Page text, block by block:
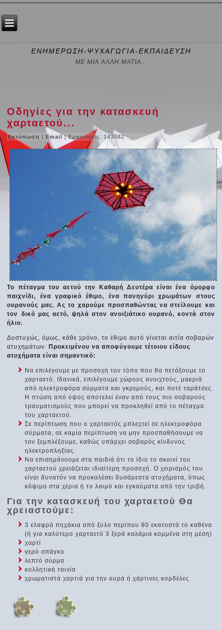
ΕΝΗΜΕΡΩΣΗ-ΨΥΧΑΓΩΓΙΑ-ΕΚΠΑΙΔΕΥΣΗ
ΜΕ ΜΙΑ ΑΛΛΗ ΜΑΤΙΑ...
Οδηγίες για την κατασκευή
χαρταετού...
Εκτύπωση |Email| Εμφανίσεις: 143082
Το πέταγμα του αετού την Καθαρή Δευτέρα είναι ένα όμορφο
παιχνίδι, ένα γραφικό έθιμο, ένα πανηγύρι χρωμάτων στους
ουρανούς μας. Ας το χαρούμε προσπαθώντας να στείλουμε και
τον δικό μας αετό, ψηλά στον ανοιξιάτικο ουρανό, κοντά στον
ήλιο.
Δυστυχώς, όμως, κάθε χρόνο, το έθιμο αυτό γίνεται αιτία σοβαρών
ατυχημάτων. Προκειμένου να αποφύγουμε τέτοιου είδους
ατυχήματα είναι σημαντικό:
Να επιλέγουμε με προσοχή τον τόπο που θα πετάξουμε το
χαρταετό. Ιδανικά, επιλέγουμε χώρους ανοιχτούς, μακριά
από ηλεκτροφόρα σύρματα και γκρεμούς, και ποτέ ταράτσες.
Η πτώση από ύψος αποτελεί έναν από τους πιο σοβαρούς
τραυματισμούς που μπορεί να προκληθεί από το πέταγμα
του χαρταετού.
Σε περίπτωση που ο χαρταετός μπλεχτεί σε ηλεκτροφόρα
σύρματα, σε καμία περίπτωση να μην προσπαθήσουμε να
τον ξεμπλέξουμε, καθώς υπάρχει σοβαρός κίνδυνος
ηλεκτροπληξίας.
Να επισημάνουμε στα παιδιά ότι το ίδιο το σκοινί του
χαρταετού χρειάζεται ιδιαίτερη προσοχή. Ο χειρισμός του
είναι δυνατόν να προκαλέσει δυσάρεστα ατυχήματα, όπως
κόψιμο στα χέρια ή το λαιμό και εγκαύματα από την τριβή.
Για την κατασκευή του χαρταετού Θα
χρειαστούμε:
3 ελαφρά πηχάκια από ξύλο περίπου 80 εκατοστά το καθένα
(ή για καλύτερο χαρταετό 3 ξερά καλάμια κομμένα στη μέση)
χαρτί
γερό σπάγκο
λεπτό σύρμα
κολλητική ταινία
χρωματιστά χαρτιά για την ουρά ή χάρτινες κορδέλες